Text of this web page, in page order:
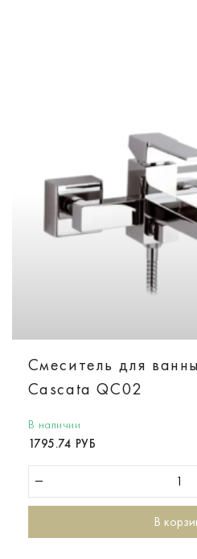
Смеситель для
Cascata QC02
В наличии
1795.74 РУБ
В